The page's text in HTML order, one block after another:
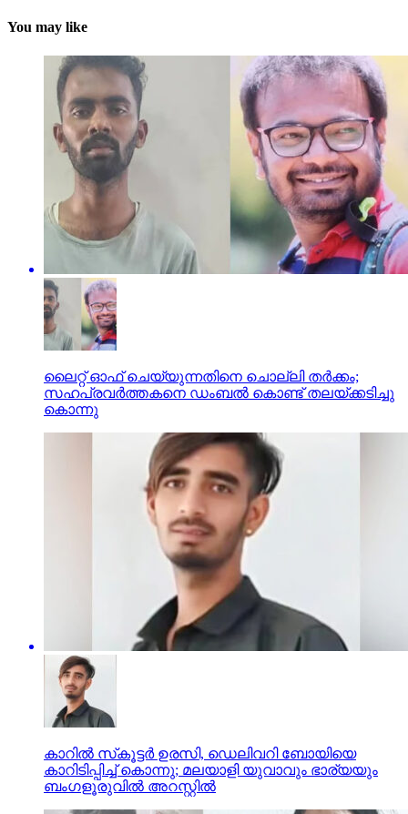
You may like
ലൈറ്റ് ഓഫ് ചെയ്യുന്നതിനെ ചൊല്ലി തര്‍ക്കം;
സഹപ്രവര്‍ത്തകനെ ഡംബല്‍ കൊണ്ട് തലയ്ക്കടിച്ചു
കൊന്നു
കാറില്‍ സ്‌കൂട്ടര്‍ ഉരസി, ഡെലിവറി ബോയിയെ
കാറിടിപ്പിച്ച് കൊന്നു; മലയാളി യുവാവും ഭാര്യയും
ബംഗളൂരുവില്‍ അറസ്റ്റില്‍